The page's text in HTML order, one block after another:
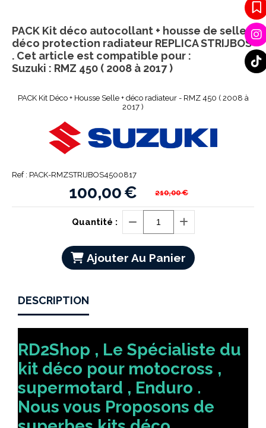
PACK Kit Déco + Housse Selle + déco radiateur - RMZ 450 ( 2008 à
2017 )
Ref : PACK-RMZSTRIJBOS4500817
100,00€ 210,00€
Quantité :
Ajouter Au Panier
PACK Kit déco autocollant + housse de selle +
déco protection radiateur REPLICA STRIJBOS
. Cet article est compatible pour :
Suzuki : RMZ 450 ( 2008 à 2017 )
DESCRIPTION
RD2Shop , Le Spécialiste du
kit déco pour motocross ,
supermotard , Enduro .
Nous vous Proposons de